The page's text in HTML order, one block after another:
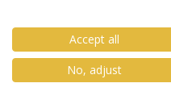
© 2026
Accept all
No, adjust